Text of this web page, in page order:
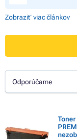
Zobraziť viac článkov
Odporúčame